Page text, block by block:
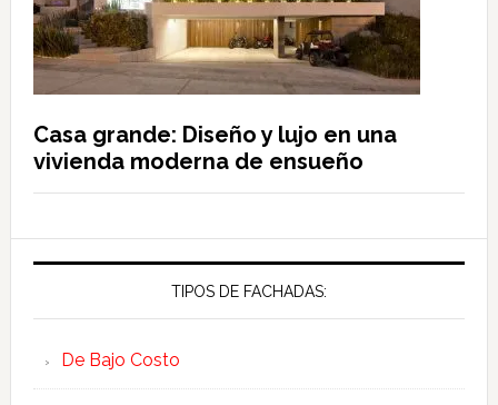
Casa grande: Diseño y lujo en una
vivienda moderna de ensueño
TIPOS DE FACHADAS:
De Bajo Costo